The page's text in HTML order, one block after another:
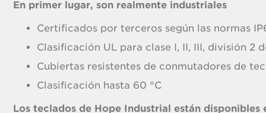
En primer lugar, son realmente industriales
Certificados por terceros según las normas
Clasificación UL para clase I, II, III, división 2
Cubiertas resistentes de conmutadores de
Clasificación hasta 60 °C
Los teclados de Hope Industrial están disponibles